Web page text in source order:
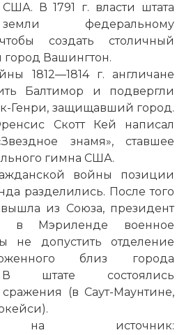
В 1791 г. власти штата
федеральному
создать столичный
город Вашингтон.
1812—1814 г. англичане
Балтимор и подвергли
Генри, защищавший город.
Скотт Кей написал
знамя», ставшее
гимна США.
войны позиции
разделились. После того
из Союза, президент
в Мэриленде военное
не допустить отделение
близ города
В штате состоялись
(в Саут-Маунтине,
на источник: